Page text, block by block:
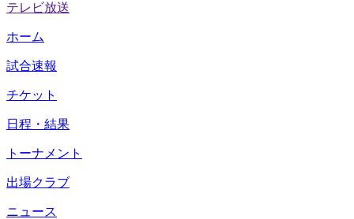
テレビ放送
ホーム
試合速報
チケット
日程・結果
トーナメント
出場クラブ
ニュース